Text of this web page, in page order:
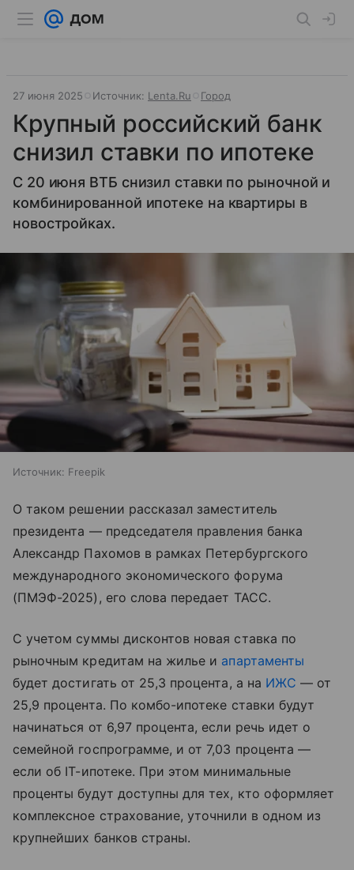
27 июня 2025 Источник: Lenta.Ru Город
Крупный российский банк
снизил ставки по ипотеке
С 20 июня ВТБ снизил ставки по рыночной и
комбинированной ипотеке на квартиры в
новостройках.
Источник: Freepik
О таком решении рассказал заместитель
президента — председателя правления банка
Александр Пахомов в рамках Петербургского
международного экономического форума
(ПМЭФ-2025), его слова передает ТАСС.
C учетом суммы дисконтов новая ставка по
рыночным кредитам на жилье и апартаменты
будет достигать от 25,3 процента, а на ИЖС — от
25,9 процента. По комбо-ипотеке ставки будут
начинаться от 6,97 процента, если речь идет о
семейной госпрограмме, и от 7,03 процента —
если об IT-ипотеке. При этом минимальные
проценты будут доступны для тех, кто оформляет
комплексное страхование, уточнили в одном из
крупнейших банков страны.